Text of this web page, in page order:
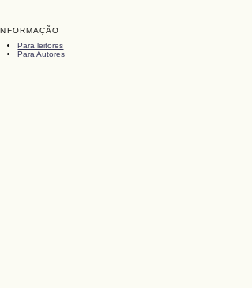
INFORMAÇÃO
Para leitores
Para Autores